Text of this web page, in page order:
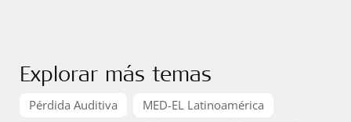
Explorar más temas
Pérdida Auditiva
MED-EL Latinoamérica